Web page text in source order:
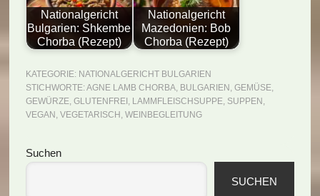
Nationalgericht
Bulgarien: Shkembe
Chorba (Rezept)
Nationalgericht
Mazedonien: Bob
Chorba (Rezept)
KATEGORIE: NATIONALGERICHT BULGARIEN
STICHWORTE: AGNE LAMB CHORBA, BULGARIEN , GEMÜSE,
GEWÜRZE, GLUTENFREI , LAMMFLEISCHSUPPE, SUPPEN ,
VEGAN , VEGETARISCH , WEINBEGLEITUNG
Seitenspalte
Suchen
SUCHEN